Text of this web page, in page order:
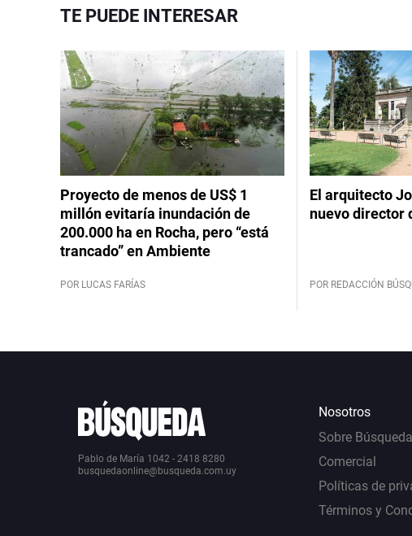
TE PUEDE INTERESAR
Proyecto de menos de US$ 1
millón evitaría inundación de
200.000 ha en Rocha, pero “está
trancado” en Ambiente
POR LUCAS FARÍAS
El arquitecto
nuevo director
POR REDACCIÓN
Pablo de María 1042 - 2418 8280
busquedaonline@busqueda.com.uy
Nosotros
Sobre Búsqueda
Comercial
Políticas de
Términos y